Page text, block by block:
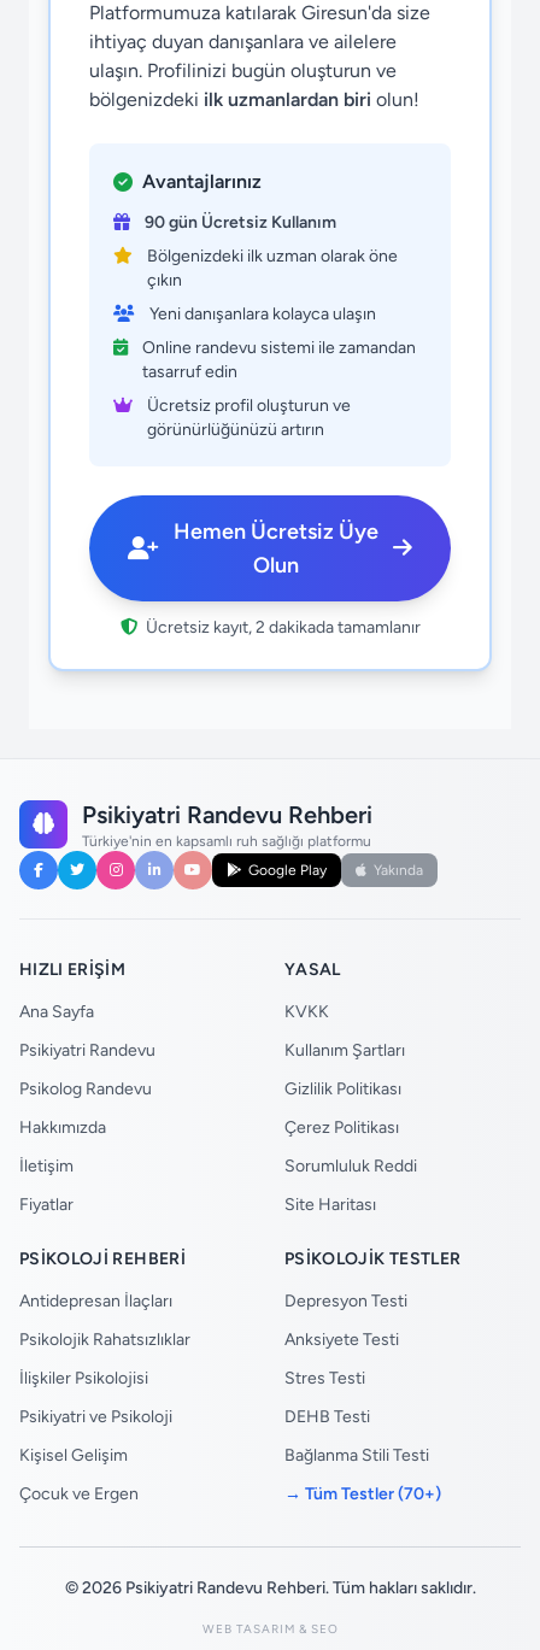
Platformumuza katılarak Giresun'da size
ihtiyaç duyan danışanlara ve ailelere
ulaşın. Profilinizi bugün oluşturun ve
bölgenizdeki ilk uzmanlardan biri olun!
Avantajlarınız
90 gün Ücretsiz Kullanım
Bölgenizdeki ilk uzman olarak öne
çıkın
Yeni danışanlara kolayca ulaşın
Online randevu sistemi ile zamandan
tasarruf edin
Ücretsiz profil oluşturun ve
görünürlüğünüzü artırın
Hemen Ücretsiz Üye
Olun
Ücretsiz kayıt, 2 dakikada tamamlanır
Psikiyatri Randevu Rehberi
Türkiye'nin en kapsamlı ruh sağlığı platformu
Google Play
Yakında
HIZLI ERIŞIM
Ana Sayfa
Psikiyatri Randevu
Psikolog Randevu
Hakkımızda
İletişim
Fiyatlar
YASAL
KVKK
Kullanım Şartları
Gizlilik Politikası
Çerez Politikası
Sorumluluk Reddi
Site Haritası
PSIKOLOJI REHBERI
Antidepresan İlaçları
Psikolojik Rahatsızlıklar
İlişkiler Psikolojisi
Psikiyatri ve Psikoloji
Kişisel Gelişim
Çocuk ve Ergen
PSIKOLOJIK TESTLER
Depresyon Testi
Anksiyete Testi
Stres Testi
DEHB Testi
Bağlanma Stili Testi
→ Tüm Testler (70+)
© 2026 Psikiyatri Randevu Rehberi. Tüm hakları saklıdır.
WEB TASARIM & SEO